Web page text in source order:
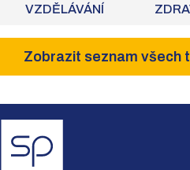
VZDĚLÁVÁNÍ
Zobrazit seznam všech